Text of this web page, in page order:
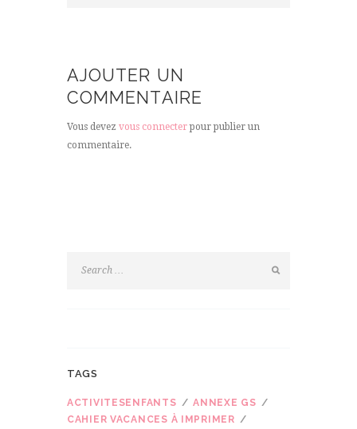
AJOUTER UN
COMMENTAIRE
Vous devez vous connecterpour publier un
commentaire.
TAGS
ACTIVITESENFANTS
ANNEXE GS
CAHIER VACANCES À IMPRIMER